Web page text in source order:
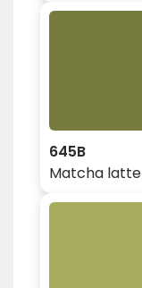
645B
Matcha latte